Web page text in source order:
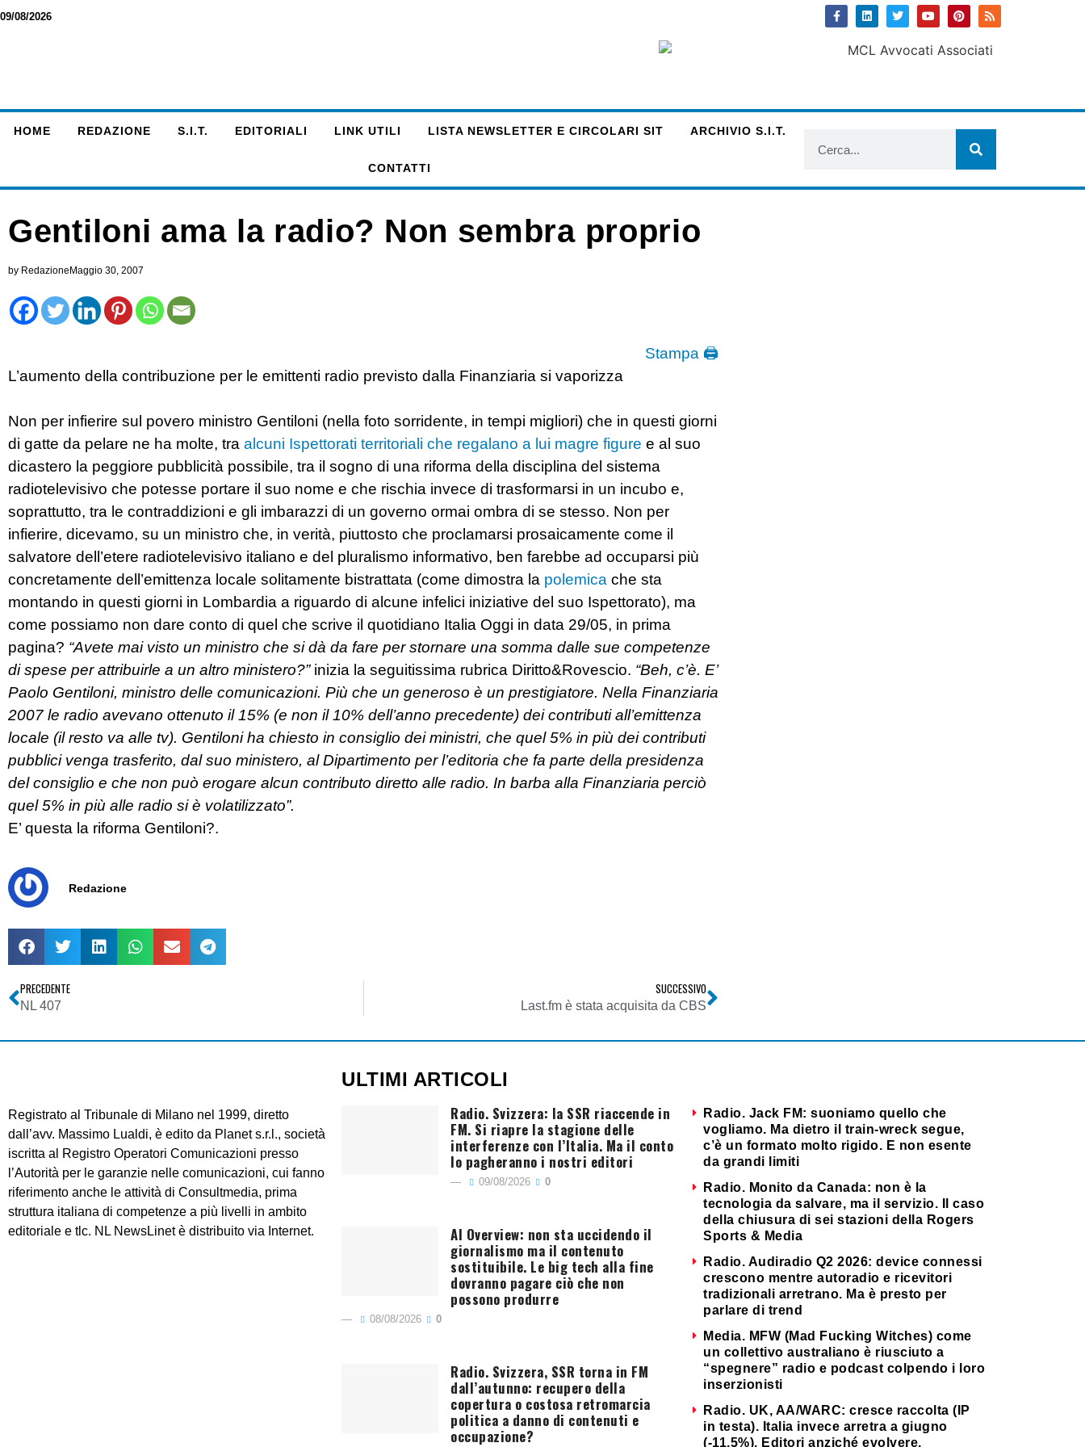
09/08/2026
HOME REDAZIONE S.I.T. EDITORIALI LINK UTILI LISTA NEWSLETTER E CIRCOLARI SIT ARCHIVIO S.I.T.
CONTATTI
Gentiloni ama la radio? Non sembra proprio
by Redazione Maggio 30, 2007
Stampa 🖨
L’aumento della contribuzione per le emittenti radio previsto dalla Finanziaria si vaporizza
Non per infierire sul povero ministro Gentiloni (nella foto sorridente, in tempi migliori) che in questi giorni
di gatte da pelare ne ha molte, tra alcuni Ispettorati territoriali che regalano a lui magre figure e al suo
dicastero la peggiore pubblicità possibile, tra il sogno di una riforma della disciplina del sistema
radiotelevisivo che potesse portare il suo nome e che rischia invece di trasformarsi in un incubo e,
soprattutto, tra le contraddizioni e gli imbarazzi di un governo ormai ombra di se stesso. Non per
infierire, dicevamo, su un ministro che, in verità, piuttosto che proclamarsi prosaicamente come il
salvatore dell’etere radiotelevisivo italiano e del pluralismo informativo, ben farebbe ad occuparsi più
concretamente dell’emittenza locale solitamente bistrattata (come dimostra la polemica che sta
montando in questi giorni in Lombardia a riguardo di alcune infelici iniziative del suo Ispettorato), ma
come possiamo non dare conto di quel che scrive il quotidiano Italia Oggi in data 29/05, in prima
pagina? “Avete mai visto un ministro che si dà da fare per stornare una somma dalle sue competenze
di spese per attribuirle a un altro ministero?”inizia la seguitissima rubrica Diritto&Rovescio. “Beh, c’è. E’
Paolo Gentiloni, ministro delle comunicazioni. Più che un generoso è un prestigiatore. Nella Finanziaria
2007 le radio avevano ottenuto il 15% (e non il 10% dell’anno precedente) dei contributi all’emittenza
locale (il resto va alle tv). Gentiloni ha chiesto in consiglio dei ministri, che quel 5% in più dei contributi
pubblici venga trasferito, dal suo ministero, al Dipartimento per l’editoria che fa parte della presidenza
del consiglio e che non può erogare alcun contributo diretto alle radio. In barba alla Finanziaria perciò
quel 5% in più alle radio si è volatilizzato”.
E’ questa la riforma Gentiloni?.
Redazione
PRECEDENTE
NL 407
SUCCESSIVO
Last.fm è stata acquisita da CBS
Registrato al Tribunale di Milano nel 1999, diretto
dall’avv. Massimo Lualdi, è edito da Planet s.r.l., società
iscritta al Registro Operatori Comunicazioni presso
l’Autorità per le garanzie nelle comunicazioni, cui fanno
riferimento anche le attività di Consultmedia, prima
struttura italiana di competenze a più livelli in ambito
editoriale e tlc. NL NewsLinet è distribuito via Internet.
ULTIMI ARTICOLI
Radio. Svizzera: la SSR riaccende in
FM. Si riapre la stagione delle
interferenze con l’Italia. Ma il conto
lo pagheranno i nostri editori
09/08/2026 0
AI Overview: non sta uccidendo il
giornalismo ma il contenuto
sostituibile. Le big tech alla fine
dovranno pagare ciò che non
possono produrre
08/08/2026 0
Radio. Svizzera, SSR torna in FM
dall’autunno: recupero della
copertura o costosa retromarcia
politica a danno di contenuti e
occupazione?
Radio. Jack FM: suoniamo quello che
vogliamo. Ma dietro il train-wreck segue,
c’è un formato molto rigido. E non esente
da grandi limiti
Radio. Monito da Canada: non è la
tecnologia da salvare, ma il servizio. Il caso
della chiusura di sei stazioni della Rogers
Sports & Media
Radio. Audiradio Q2 2026: device connessi
crescono mentre autoradio e ricevitori
tradizionali arretrano. Ma è presto per
parlare di trend
Media. MFW (Mad Fucking Witches) come
un collettivo australiano è riusciuto a
“spegnere” radio e podcast colpendo i loro
inserzionisti
Radio. UK, AA/WARC: cresce raccolta (IP
in testa). Italia invece arretra a giugno
(-11,5%). Editori anziché evolvere,